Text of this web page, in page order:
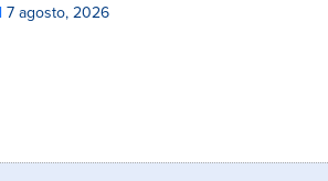
7 agosto, 2026